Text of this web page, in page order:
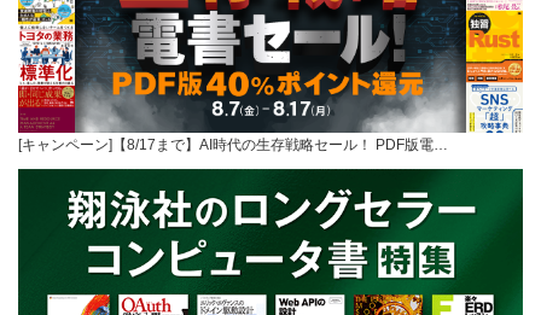
[キャンペーン]【8/17まで】AI時代の生存戦略セール！ PDF版電…